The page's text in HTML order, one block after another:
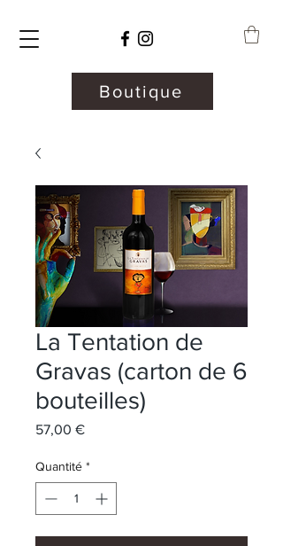
Boutique
La Tentation de
Gravas (carton de 6
bouteilles)
57,00 €Prix
Quantité *